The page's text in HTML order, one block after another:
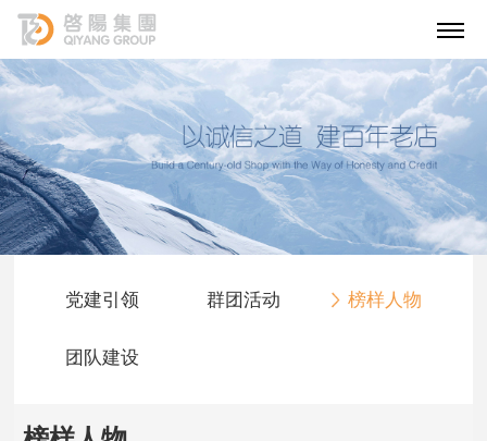
党建引领 群团活动 榜样人物
团队建设